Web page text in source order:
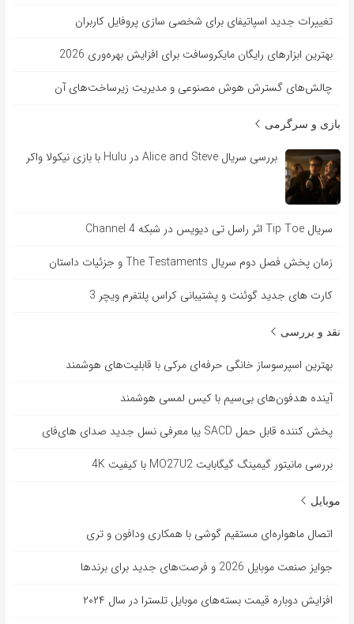
تغییرات جدید اسپاتیفای برای شخصی سازی پروفایل کاربران
بهترین ابزارهای رایگان مایکروسافت برای افزایش بهره‌وری 2026
چالش‌های گسترش هوش مصنوعی و مدیریت زیرساخت‌های آن
بازی و سرگرمی
بررسی سریال Alice and Steve در Hulu با بازی نیکولا واکر
سریال Tip Toe اثر راسل تی دیویس در شبکه Channel 4
زمان پخش فصل دوم سریال The Testaments و جزئیات داستان
کارت های جدید گوئنت و پشتیبانی کراس پلتفرم ویچر 3
نقد و بررسی
بهترین اسپرسوساز خانگی حرفه‌ای مرکی با قابلیت‌های هوشمند
آینده هدفون‌های بی‌سیم با کیس لمسی هوشمند
پخش کننده قابل حمل SACD یبا معرفی نسل جدید صدای های‌فای
بررسی مانیتور گیمینگ گیگابایت MO27U2 با کیفیت 4K
موبایل
اتصال ماهواره‌ای مستقیم گوشی‌ با همکاری ودافون و تری
جوایز صنعت موبایل 2026 و فرصت‌های جدید برای برندها
افزایش دوباره قیمت بسته‌های موبایل تلسترا در سال ۲۰۲۴